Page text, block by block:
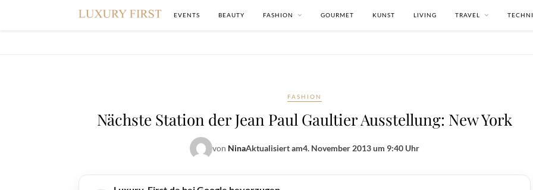
EVENTS BEAUTY FASHION GOURMET KUNST LIVING TRAVEL
FASHION
Nächste Station der Jean Paul Gaultier Ausstellung: New York
von NinaAktualisiert am4. November 2013 um 9:40 Uhr